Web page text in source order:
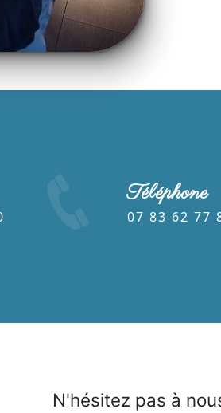
Téléphone
07 83 62 77
N'hésitez pas à